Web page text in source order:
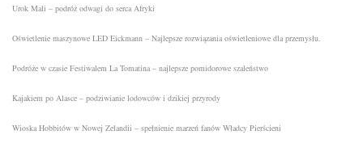
Urok Mali – podróż odwagi do serca Afryki
Oświetlenie maszynowe LED Eickmann – Najlepsze rozwiązania oświetleniowe dla przemysłu.
Podróże w czasie Festiwalem La Tomatina – najlepsze pomidorowe szaleństwo
Kajakiem po Alasce – podziwianie lodowców i dzikiej przyrody
Wioska Hobbitów w Nowej Zelandii – spełnienie marzeń fanów Władcy Pierścieni